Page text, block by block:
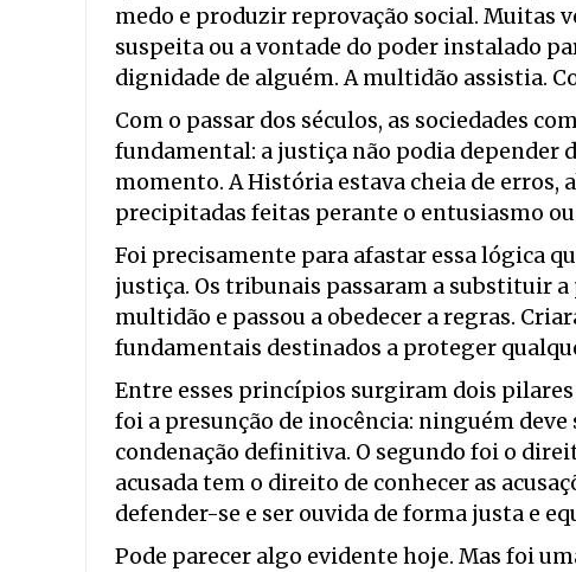
medo e produzir reprovação social. Muitas
suspeita ou a vontade do poder instalado
dignidade de alguém. A multidão assistia.
Com o passar dos séculos, as sociedades
fundamental: a justiça não podia depender
momento. A História estava cheia de erros,
precipitadas feitas perante o entusiasmo
Foi precisamente para afastar essa lógica
justiça. Os tribunais passaram a substituir a
multidão e passou a obedecer a regras.
fundamentais destinados a proteger
Entre esses princípios surgiram dois
foi a presunção de inocência: ninguém
condenação definitiva. O segundo foi o
acusada tem o direito de conhecer as
defender-se e ser ouvida de forma justa e
Pode parecer algo evidente hoje. Mas foi